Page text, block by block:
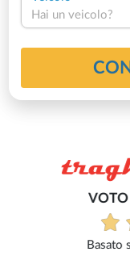
Hai un veicolo?